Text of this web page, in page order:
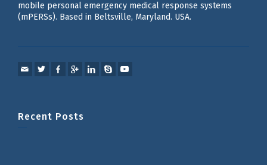
mobile personal emergency medical response systems
(mPERSs). Based in Beltsville, Maryland. USA.
Recent Posts